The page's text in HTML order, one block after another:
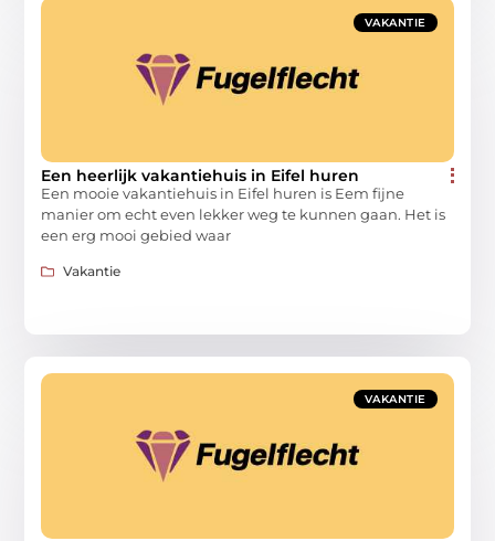
VAKANTIE
Een heerlijk vakantiehuis in Eifel huren
Een mooie vakantiehuis in Eifel huren is Eem fijne
manier om echt even lekker weg te kunnen gaan. Het is
een erg mooi gebied waar
Vakantie
VAKANTIE